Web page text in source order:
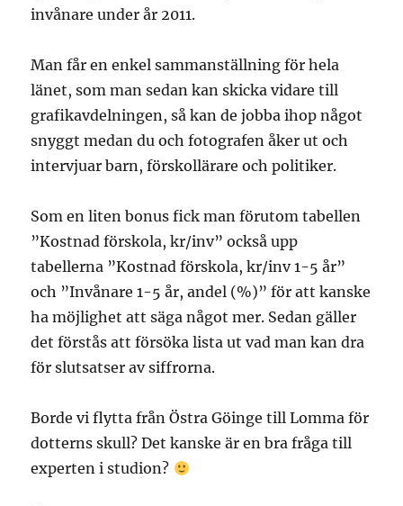
invånare under år 2011.
Man får en enkel sammanställning för hela
länet, som man sedan kan skicka vidare till
grafikavdelningen, så kan de jobba ihop något
snyggt medan du och fotografen åker ut och
intervjuar barn, förskollärare och politiker.
Som en liten bonus fick man förutom tabellen
”Kostnad förskola, kr/inv” också upp
tabellerna ”Kostnad förskola, kr/inv 1-5 år”
och ”Invånare 1-5 år, andel (%)” för att kanske
ha möjlighet att säga något mer. Sedan gäller
det förstås att försöka lista ut vad man kan dra
för slutsatser av siffrorna.
Borde vi flytta från Östra Göinge till Lomma för
dotterns skull? Det kanske är en bra fråga till
experten i studion?